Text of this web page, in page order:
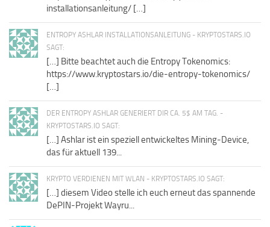
installationsanleitung/ […]
ENTROPY ASHLAR INSTALLATIONSANLEITUNG - KRYPTOSTARS.IO
SAGT:
[…] Bitte beachtet auch die Entropy Tokenomics:
https://www.kryptostars.io/die-entropy-tokenomics/
[…]
DER ENTROPY ASHLAR GENERIERT DIR CA. 5$ AM TAG. -
KRYPTOSTARS.IO SAGT:
[…] Ashlar ist ein speziell entwickeltes Mining-Device,
das für aktuell 139...
KRYPTO VERDIENEN MIT WLAN - KRYPTOSTARS.IO SAGT:
[…] diesem Video stelle ich euch erneut das spannende
DePIN-Projekt Wayru...